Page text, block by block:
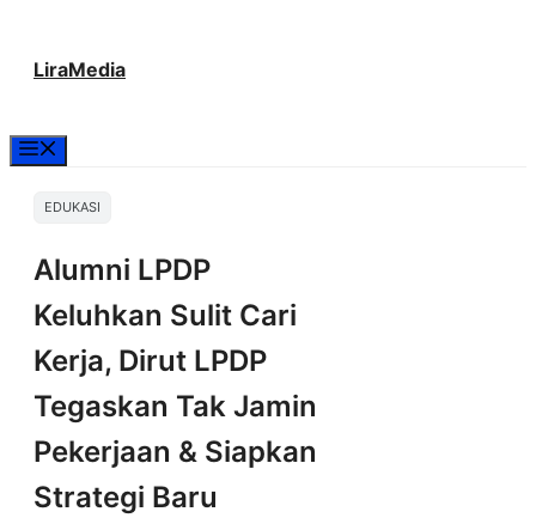
LiraMedia
EDUKASI
Alumni LPDP
Keluhkan Sulit Cari
Kerja, Dirut LPDP
Tegaskan Tak Jamin
Pekerjaan & Siapkan
Strategi Baru